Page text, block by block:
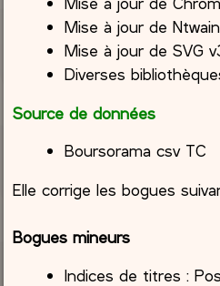
Mise à jour de
Mise à jour de SVG
Diverses
Source de données
Boursorama csv TC
Elle corrige les bogues
Bogues mineurs
Indices de titres :